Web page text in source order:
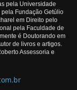
pela Universidade
pela Fundação Getúlio
em Direito pelo
pela Faculdade de
é Doutorando em
de livros e artigos.
Assessoria e